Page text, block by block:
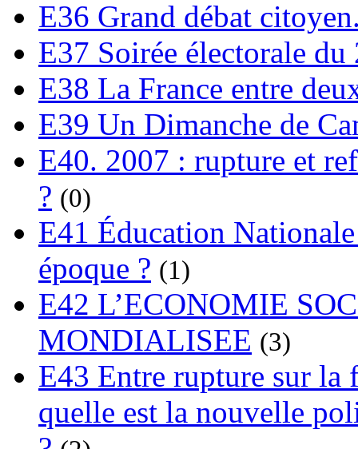
E36 Grand débat
E37 Soirée électorale
E38 La France entre
E39 Un Dimanche de
E40. 2007 : rupture et
? (0)
E41 Éducation
époque ? (1)
E42 L’ECONOMIE
MONDIALISEE (3)
E43 Entre rupture sur
quelle est la nouvelle